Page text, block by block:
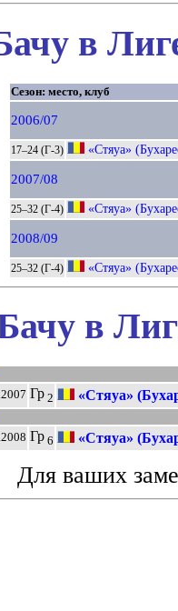
в
Сезон: место, клуб
2006/07
17–24 (Г-3) «Стяуа»
2007/08
25–32 (Г-4) «Стяуа»
2008/09
25–32 (Г-4) «Стяуа»
в
Гр2 «Стяуа»
Гр6 «Стяуа»
Для ваших